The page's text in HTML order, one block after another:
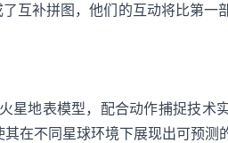
互补拼图，他们的互动将比第一
星地表模型，配合动作捕捉技术
在不同星球环境下展现出可预测